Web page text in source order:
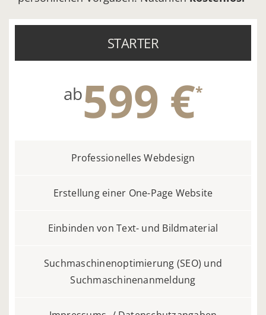
STARTER
ab599 €*
Professionelles Webdesign
Erstellung einer One-Page Website
Einbinden von Text- und Bildmaterial
Suchmaschinenoptimierung (SEO) und
Suchmaschinenanmeldung